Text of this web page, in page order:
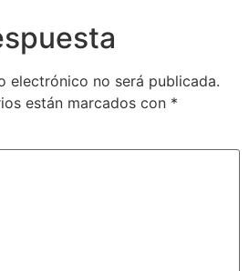
electrónico no será publicada.
están marcados con *